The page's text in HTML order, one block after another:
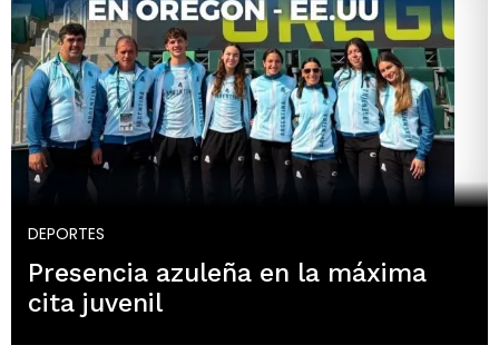
DEPORTES
Presencia azuleña en la máxima
cita juvenil